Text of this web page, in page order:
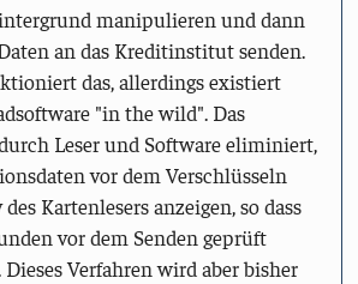
manipulieren und dann
an das Kreditinstitut senden.
das, allerdings existiert
"in the wild". Das
Leser und Software eliminiert,
vor dem Verschlüsseln
Kartenlesers anzeigen, so dass
vor dem Senden geprüft
Verfahren wird aber bisher